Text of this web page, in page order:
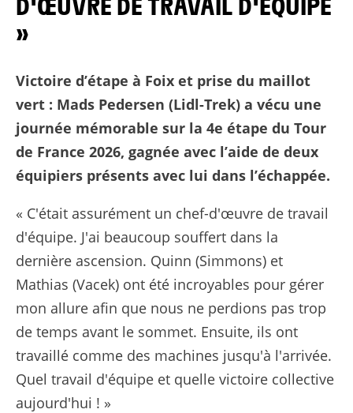
»
Victoire d’étape à Foix et prise du maillot
vert : Mads Pedersen (Lidl-Trek) a vécu une
journée mémorable sur la 4e étape du Tour
de France 2026, gagnée avec l’aide de deux
équipiers présents avec lui dans l’échappée.
« C'était assurément un chef-d'œuvre de travail
d'équipe. J'ai beaucoup souffert dans la
dernière ascension. Quinn (Simmons) et
Mathias (Vacek) ont été incroyables pour gérer
mon allure afin que nous ne perdions pas trop
de temps avant le sommet. Ensuite, ils ont
travaillé comme des machines jusqu'à l'arrivée.
Quel travail d'équipe et quelle victoire collective
aujourd'hui ! »